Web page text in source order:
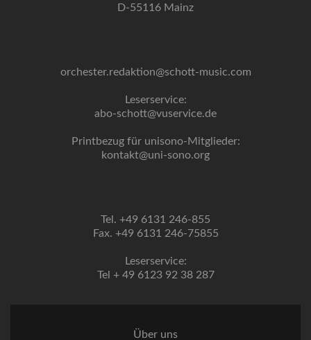
D-55116 Mainz
orchester.redaktion@schott-music.com
Leserservice:
abo-schott@vuservice.de
Printbezug für unisono-Mitglieder:
kontakt@uni-sono.org
Tel. +49 6131 246-855
Fax. +49 6131 246-75855
Leserservice:
Tel + 49 6123 92 38 287
Über uns